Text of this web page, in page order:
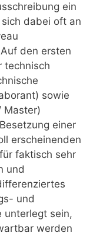
ein
dabei oft an
den ersten
technisch
sowie
Master)
einer
erscheinenden
faktisch sehr
und
und
unterlegt sein,
werden